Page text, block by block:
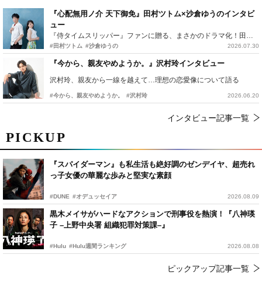
PICKUP
『スパイダーマン』も私生活も絶好調のゼンデイヤ、超売れ
っ子女優の華麗な歩みと堅実な素顔
#DUNE #オデュッセイア 2026.08.09
黒木メイサがハードなアクションで刑事役を熱演！『八神瑛
子 –上野中央署 組織犯罪対策課–』
#Hulu #Hulu週間ランキング 2026.08.08
ピックアップ記事一覧
『心配無用ノ介 天下御免』田村ツトム×沙倉ゆうのインタビ
ュー
『侍タイムスリッパー』ファンに贈る、まさかのドラマ化！田村ツトム×沙倉ゆうのが語る『心配無用ノ介』撮影秘話
#田村ツトム #沙倉ゆうの 2026.07.30
『今から、親友やめようか。』沢村玲インタビュー
沢村玲、親友から一線を越えて…理想の恋愛像について語る
#今から、親友やめようか。 #沢村玲 2026.06.20
インタビュー記事一覧